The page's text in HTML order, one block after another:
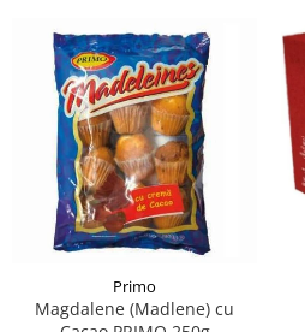
Primo
Magdalene (Madlene) cu